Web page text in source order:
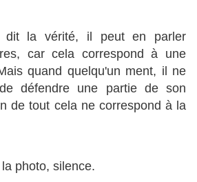
dit la vérité, il peut en parler
car cela correspond à une
quand quelqu'un ment, il ne
défendre une partie de son
de tout cela ne correspond à la
photo, silence.